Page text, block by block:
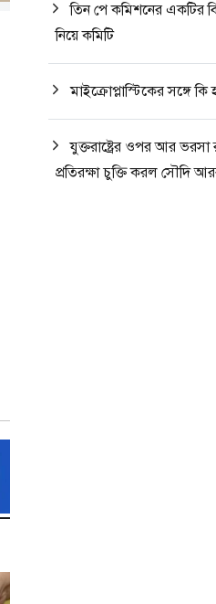
তিন পে কমিশনের একটির
নিয়ে কমিটি
মাইক্রোপ্লাস্টিকের সঙ্গে
যুক্তরাষ্ট্রের ওপর আর ভরসা
প্রতিরক্ষা চুক্তি করল সৌদি